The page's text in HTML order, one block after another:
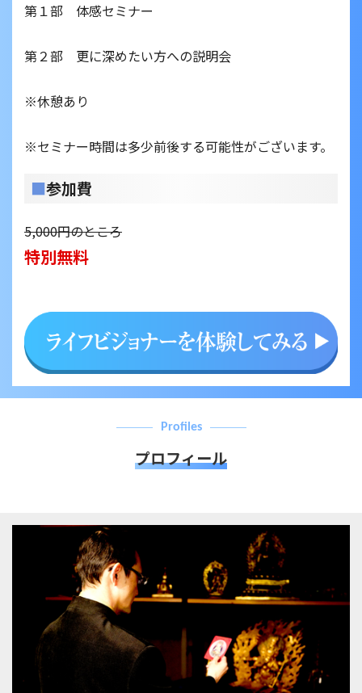
第１部 体感セミナー
第２部 更に深めたい方への説明会
※休憩あり
※セミナー時間は多少前後する可能性がございます。
■参加費
5,000円のところ
特別無料
Profiles
プロフィール